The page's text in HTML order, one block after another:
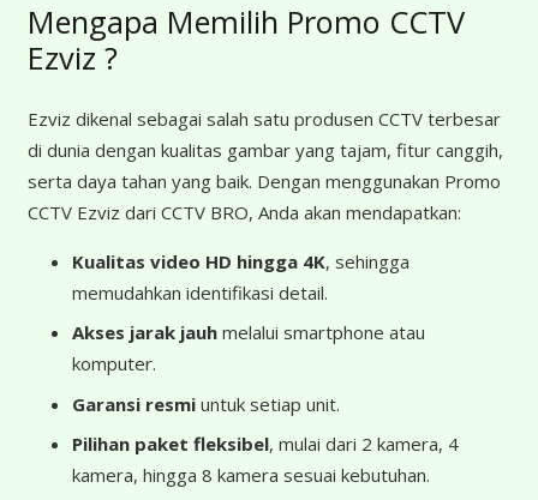
Mengapa Memilih Promo CCTV
Ezviz ?
Ezviz dikenal sebagai salah satu produsen CCTV terbesar
di dunia dengan kualitas gambar yang tajam, fitur canggih,
serta daya tahan yang baik. Dengan menggunakan Promo
CCTV Ezviz dari CCTV BRO, Anda akan mendapatkan:
Kualitas video HD hingga 4K, sehingga
memudahkan identifikasi detail.
Akses jarak jauh melalui smartphone atau
komputer.
Garansi resmi untuk setiap unit.
Pilihan paket fleksibel, mulai dari 2 kamera, 4
kamera, hingga 8 kamera sesuai kebutuhan.